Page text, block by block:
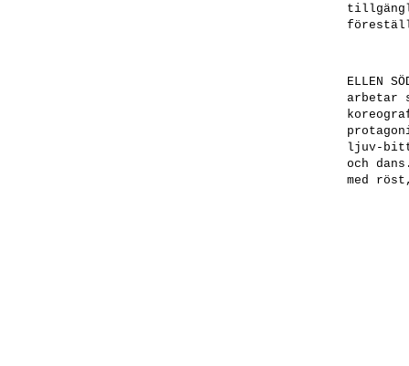
ELLEN
arbetar
ljuv-
och
med